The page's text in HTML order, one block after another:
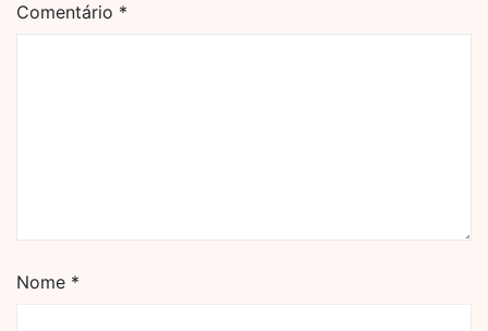
Comentário *
Nome *